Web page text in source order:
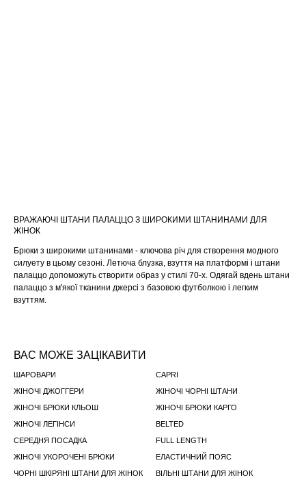
ВРАЖАЮЧІ ШТАНИ ПАЛАЦЦО З ШИРОКИМИ ШТАНИНАМИ ДЛЯ
ЖІНОК
Брюки з широкими штанинами - ключова річ для створення модного
силуету в цьому сезоні. Летюча блузка, взуття на платформі і штани
палаццо допоможуть створити образ у стилі 70-х. Одягай вдень штани
палаццо з м'якої тканини джерсі з базовою футболкою і легким
взуттям.
ВАС МОЖЕ ЗАЦІКАВИТИ
ШАРОВАРИ
CAPRI
ЖІНОЧІ ДЖОГГЕРИ
ЖІНОЧІ ЧОРНІ ШТАНИ
ЖІНОЧІ БРЮКИ КЛЬОШ
ЖІНОЧІ БРЮКИ КАРГО
ЖІНОЧІ ЛЕГІНСИ
BELTED
СЕРЕДНЯ ПОСАДКА
FULL LENGTH
ЖІНОЧІ УКОРОЧЕНІ БРЮКИ
ЕЛАСТИЧНИЙ ПОЯС
ЧОРНІ ШКІРЯНІ ШТАНИ ДЛЯ ЖІНОК
ВІЛЬНІ ШТАНИ ДЛЯ ЖІНОК